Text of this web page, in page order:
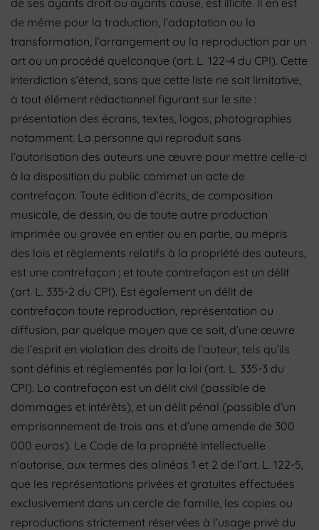
de même pour la traduction, l’adaptation ou la
transformation, l’arrangement ou la reproduction par un
art ou un procédé quelconque (art. L. 122-4 du CPI). Cette
interdiction s’étend, sans que cette liste ne soit limitative,
à tout élément rédactionnel figurant sur le site :
présentation des écrans, textes, logos, photographies
notamment. La personne qui reproduit sans
l’autorisation des auteurs une œuvre pour mettre celle-ci
à la disposition du public commet un acte de
contrefaçon. Toute édition d’écrits, de composition
musicale, de dessin, ou de toute autre production
imprimée ou gravée en entier ou en partie, au mépris
des lois et règlements relatifs à la propriété des auteurs,
est une contrefaçon ; et toute contrefaçon est un délit
(art. L. 335-2 du CPI). Est également un délit de
contrefaçon toute reproduction, représentation ou
diffusion, par quelque moyen que ce soit, d’une œuvre
de l’esprit en violation des droits de l’auteur, tels qu’ils
sont définis et réglementés par la loi (art. L. 335-3 du
CPI). La contrefaçon est un délit civil (passible de
dommages et intérêts), et un délit pénal (passible d’un
emprisonnement de trois ans et d’une amende de 300
000 euros). Le Code de la propriété intellectuelle
n’autorise, aux termes des alinéas 1 et 2 de l’art. L. 122-5,
que les représentations privées et gratuites effectuées
exclusivement dans un cercle de famille, les copies ou
reproductions strictement réservées à l’usage privé du